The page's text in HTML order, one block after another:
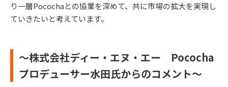
り一層Pocochaとの協業を深めて、共に市場の拡大を実現し
ていきたいと考えています。
～株式会社ディー・エヌ・エー Pococha
プロデューサー水田氏からのコメント～